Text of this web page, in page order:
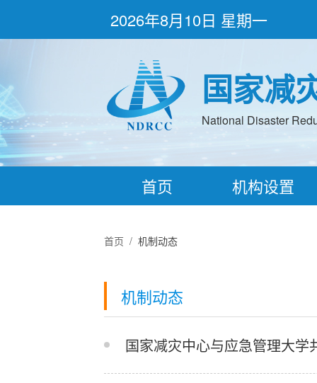
2026年8月10日 星期一
国家减
National Disaster
首页 机构设置
首页 / 机制动态
机制动态
国家减灾中心与应急管理大